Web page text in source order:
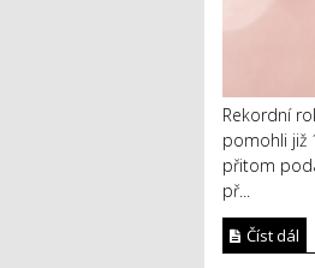
Rekordní
pomohli již
přitom
př...
Číst dál